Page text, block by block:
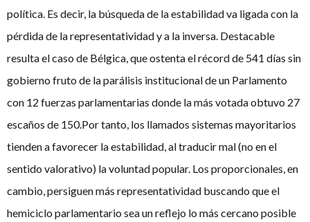
política. Es decir, la búsqueda de la estabilidad va ligada con la
pérdida de la representatividad y a la inversa. Destacable
resulta el caso de Bélgica, que ostenta el récord de 541 días sin
gobierno fruto de la parálisis institucional de un Parlamento
con 12 fuerzas parlamentarias donde la más votada obtuvo 27
escaños de 150.Por tanto, los llamados sistemas mayoritarios
tienden a favorecer la estabilidad, al traducir mal (no en el
sentido valorativo) la voluntad popular. Los proporcionales, en
cambio, persiguen más representatividad buscando que el
hemiciclo parlamentario sea un reflejo lo más cercano posible